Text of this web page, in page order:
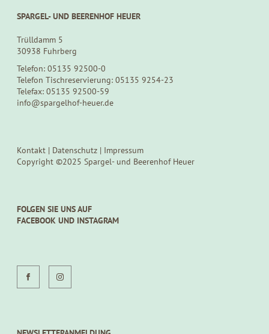
SPARGEL- UND BEERENHOF HEUER
Trülldamm 5
30938 Fuhrberg
Telefon: 05135 92500-0
Telefon Tischreservierung: 05135 9254-23
Telefax: 05135 92500-59
info@spargelhof-heuer.de
Kontakt | Datenschutz | Impressum
Copyright ©2025 Spargel- und Beerenhof Heuer
FOLGEN SIE UNS AUF
FACEBOOK UND INSTAGRAM